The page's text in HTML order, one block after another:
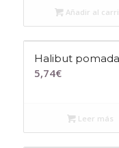
Añadir al
Halibut
5,74€
Leer más